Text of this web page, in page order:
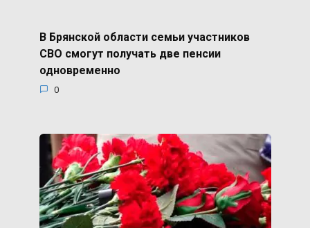
В Брянской области семьи участников
СВО смогут получать две пенсии
одновременно
0